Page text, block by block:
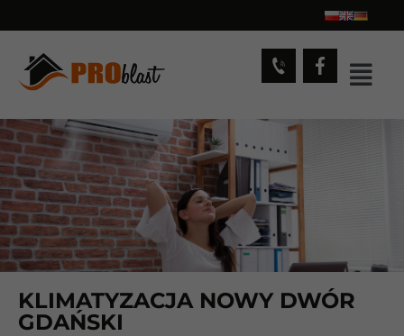
KLIMATYZACJA NOWY DWÓR
GDAŃSKI